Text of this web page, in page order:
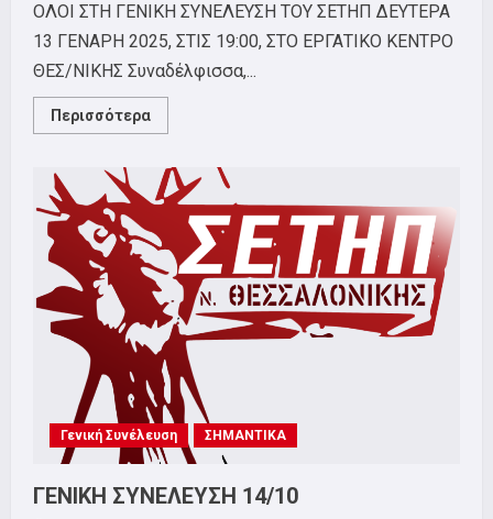
ΟΛΟΙ ΣΤΗ ΓΕΝΙΚΗ ΣΥΝΕΛΕΥΣΗ ΤΟΥ ΣΕΤΗΠ ΔΕΥΤΕΡΑ
13 ΓΕΝΑΡΗ 2025, ΣΤΙΣ 19:00, ΣΤΟ ΕΡΓΑΤΙΚΟ ΚΕΝΤΡΟ
ΘΕΣ/ΝΙΚΗΣ Συναδέλφισσα,...
Περισσότερα
more
ΑΓΩΝΙΣΤΙΚΗ
ΧΡΟΝΙΑ
ΜΕ
ΥΓΕΙΑ!
ΟΛΟΙ
ΚΑΙ
ΟΛΕΣ
ΣΤΗΝ
ΓΕΝΙΚΗ
ΣΥΝΕΛΕΥΣΗ
ΤΟΥ
ΣΕΤΗΠ
13/01/2025!
Γενική Συνέλευση ΣΗΜΑΝΤΙΚΑ
ΓΕΝΙΚΗ ΣΥΝΕΛΕΥΣΗ 14/10